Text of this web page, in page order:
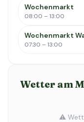
Wochenmarkt
08:00 – 13:00
Wochenmarkt
07:30 – 13:00
Wetter am
⚠️